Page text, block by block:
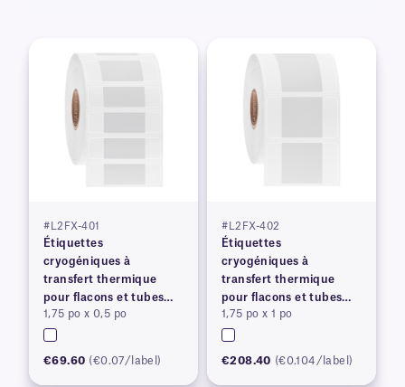
#L2FX-401
Étiquettes
cryogéniques à
transfert thermique
pour flacons et tubes
congelés
1,75 po x 0,5 po
€69.60 (€0.07/label)
#L2FX-402
Étiquettes
cryogéniques à
transfert thermique
pour flacons et tubes
congelés
1,75 po x 1 po
€208.40 (€0.104/label)